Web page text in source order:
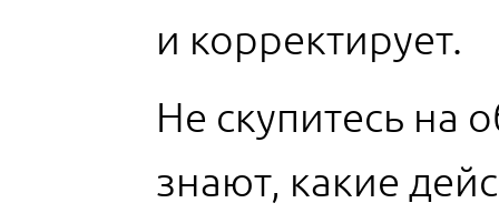
и корректирует.
Не скупитесь на
знают, какие